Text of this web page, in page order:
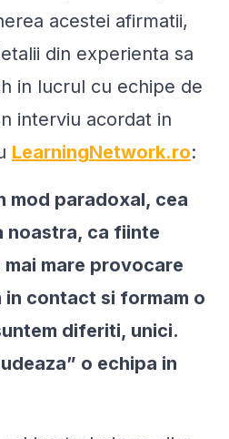
acestei afirmatii,
din experienta sa
in lucrul cu echipe de
interviu acordat in
LearningNetwork.ro:
mod paradoxal, cea
noastra, ca fiinte
mai mare provocare
contact si formam o
diferiti, unici.
o echipa in